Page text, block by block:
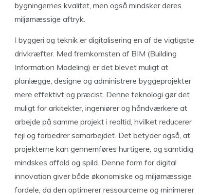
bygningernes kvalitet, men også mindsker deres
miljømæssige aftryk.
I byggeri og teknik er digitalisering en af de vigtigste
drivkræfter. Med fremkomsten af BIM (Building
Information Modeling) er det blevet muligt at
planlægge, designe og administrere byggeprojekter
mere effektivt og præcist. Denne teknologi gør det
muligt for arkitekter, ingeniører og håndværkere at
arbejde på samme projekt i realtid, hvilket reducerer
fejl og forbedrer samarbejdet. Det betyder også, at
projekterne kan gennemføres hurtigere, og samtidig
mindskes affald og spild. Denne form for digital
innovation giver både økonomiske og miljømæssige
fordele, da den optimerer ressourcerne og minimerer